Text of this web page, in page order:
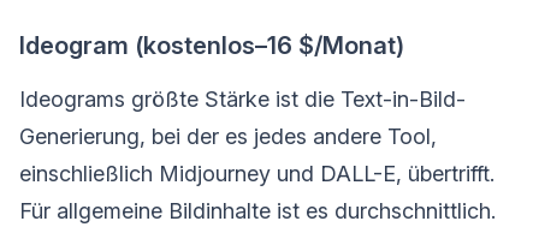
Ideogram (kostenlos–16 $/Monat)
Ideograms größte Stärke ist die Text-in-Bild-
Generierung, bei der es jedes andere Tool,
einschließlich Midjourney und DALL-E, übertrifft.
Für allgemeine Bildinhalte ist es durchschnittlich.